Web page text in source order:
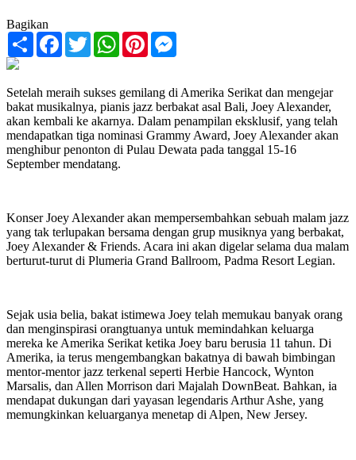
Bagikan
Share FacebookTwitterWhatsApp
Pinterest
Setelah meraih sukses gemilang di Amerika Serikat dan mengejar
bakat musikalnya, pianis jazz berbakat asal Bali, Joey Alexander,
akan kembali ke akarnya. Dalam penampilan eksklusif, yang telah
mendapatkan tiga nominasi Grammy Award, Joey Alexander akan
menghibur penonton di Pulau Dewata pada tanggal 15-16
September mendatang.
Konser Joey Alexander akan mempersembahkan sebuah malam jazz
yang tak terlupakan bersama dengan grup musiknya yang berbakat,
Joey Alexander & Friends. Acara ini akan digelar selama dua malam
berturut-turut di Plumeria Grand Ballroom, Padma Resort Legian.
Sejak usia belia, bakat istimewa Joey telah memukau banyak orang
dan menginspirasi orangtuanya untuk memindahkan keluarga
mereka ke Amerika Serikat ketika Joey baru berusia 11 tahun. Di
Amerika, ia terus mengembangkan bakatnya di bawah bimbingan
mentor-mentor jazz terkenal seperti Herbie Hancock, Wynton
Marsalis, dan Allen Morrison dari Majalah DownBeat. Bahkan, ia
mendapat dukungan dari yayasan legendaris Arthur Ashe, yang
memungkinkan keluarganya menetap di Alpen, New Jersey.